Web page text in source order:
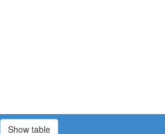
Show table